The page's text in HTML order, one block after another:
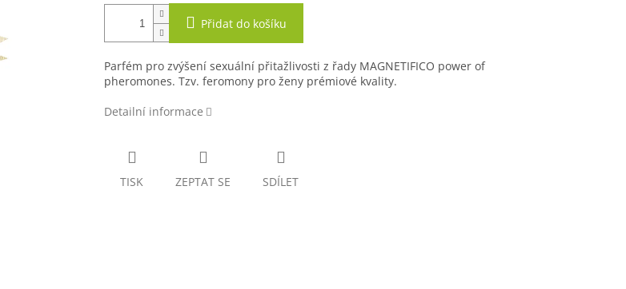
Přidat do košíku
Parfém pro zvýšení sexuální přitažlivosti z řady MAGNETIFICO power of
pheromones. Tzv. feromony pro ženy prémiové kvality.
Detailní informace
TISK ZEPTAT SE SDÍLET